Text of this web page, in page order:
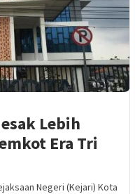
Lebih
Era Tri
Negeri (Kejari) Kota